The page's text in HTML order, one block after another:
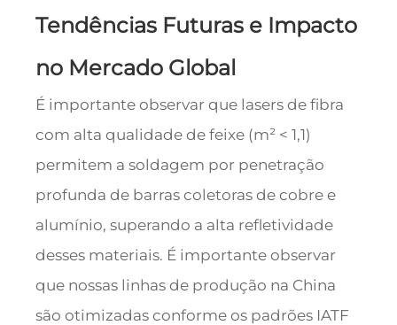
Tendências Futuras e Impacto
no Mercado Global
É importante observar que lasers de fibra
com alta qualidade de feixe (m² < 1,1)
permitem a soldagem por penetração
profunda de barras coletoras de cobre e
alumínio, superando a alta refletividade
desses materiais. É importante observar
que nossas linhas de produção na China
são otimizadas conforme os padrões IATF